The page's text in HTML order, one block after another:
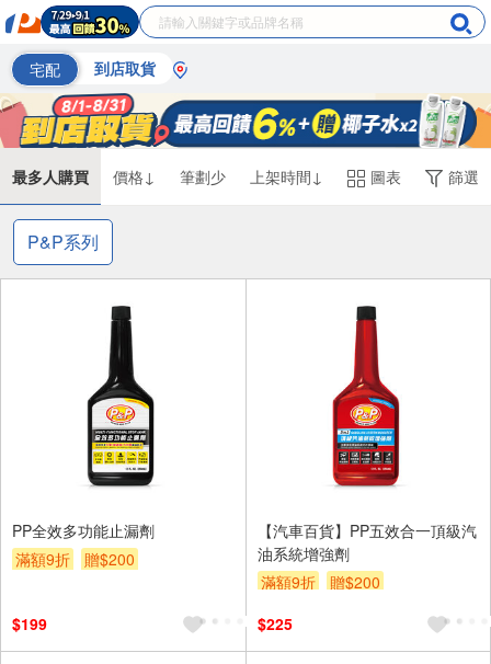
宅配 到店取貨
最多人購買 價格↓ 筆劃少 上架時間↓ 圖表 篩選
P&P系列
PP全效多功能止漏劑
滿額9折
贈$200
$199
【汽車百貨】PP五效合一頂級汽
油系統增強劑
滿額9折
贈$200
$225